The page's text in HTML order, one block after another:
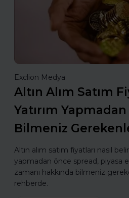
Exclion Medya
Altın Alım Satım
Yatırım
Bilmeniz
Altın alım satım fiyatları nasıl
yapmadan önce spread, piyasa
zamanı hakkında bilmeniz
rehberde.